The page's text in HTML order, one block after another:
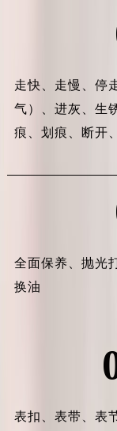
走快、走慢、停
气）、进灰、生
痕、划痕、断开
全面保养、抛光
换油
表扣、表带、表